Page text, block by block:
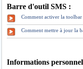
Barre d'outil SMS :
Comment activer la
Comment mettre à jour la
Informations